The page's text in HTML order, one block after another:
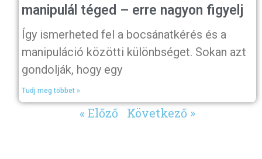
manipulál téged – erre nagyon figyelj
Így ismerheted fel a bocsánatkérés és a
manipuláció közötti különbséget. Sokan azt
gondolják, hogy egy
Tudj meg többet »
« Előző Következő »